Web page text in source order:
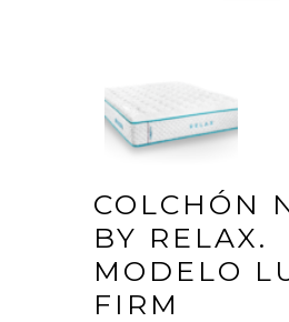
COLCHÓN
BY RELAX.
MODELO
FIRM